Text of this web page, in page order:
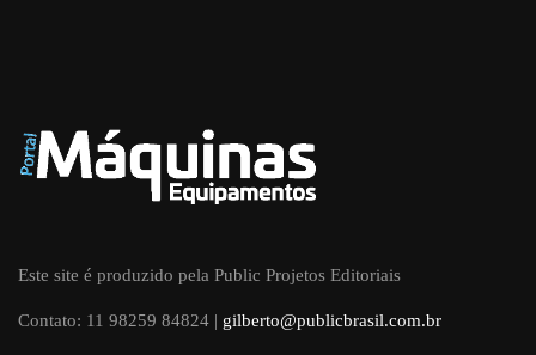
Este site é produzido pela Public Projetos Editoriais
Contato: 11 98259 84824 | gilberto@publicbrasil.com.br